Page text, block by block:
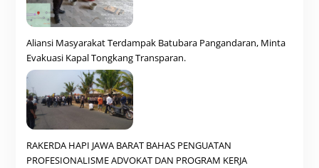
Aliansi Masyarakat Terdampak Batubara Pangandaran, Minta
Evakuasi Kapal Tongkang Transparan.
RAKERDA HAPI JAWA BARAT BAHAS PENGUATAN
PROFESIONALISME ADVOKAT DAN PROGRAM KERJA